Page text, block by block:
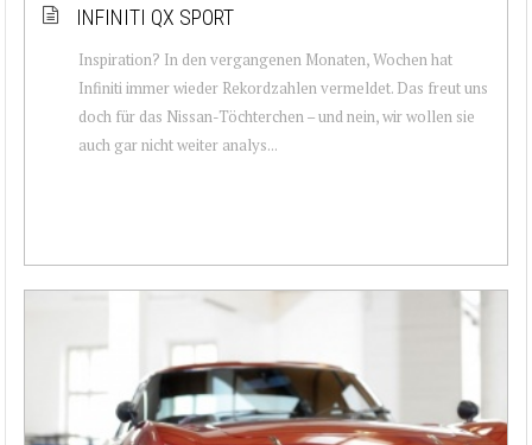
INFINITI QX SPORT
Inspiration? In den vergangenen Monaten, Wochen hat
Infiniti immer wieder Rekordzahlen vermeldet. Das freut uns
doch für das Nissan-Töchterchen – und nein, wir wollen sie
auch gar nicht weiter analys...